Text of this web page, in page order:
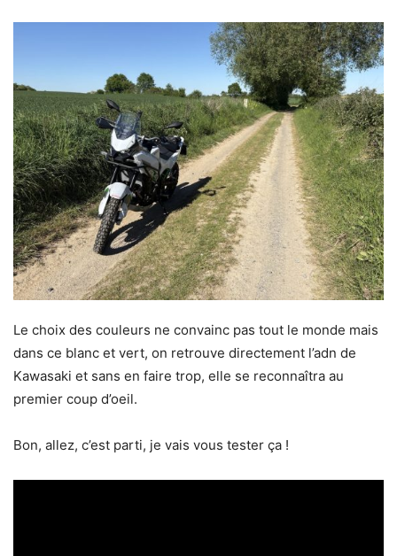
Le choix des couleurs ne convainc pas tout le monde mais
dans ce blanc et vert, on retrouve directement l’adn de
Kawasaki et sans en faire trop, elle se reconnaîtra au
premier coup d’oeil.
Bon, allez, c’est parti, je vais vous tester ça !